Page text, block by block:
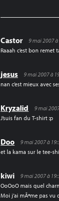
Castor
9 mai 2007
Raaah c’est bon remet
jesus
9 mai 2007 à
nan c’est mieux avec
Kryzalid
9 mai
J’suis fan du T-shirt :p
Doo
9 mai 2007 à
et la kama sur le tee-
kiwi
9 mai 2007 à
OoOoO mais quel
Moi j’ai mÃªme pas